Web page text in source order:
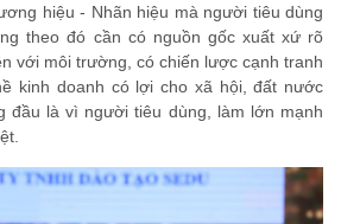
hiệu - Nhãn hiệu mà người tiêu dùng
theo đó cần có nguồn gốc xuất xứ rõ
với môi trường, có chiến lược cạnh tranh
kinh doanh có lợi cho xã hội, đất nước
đầu là vì người tiêu dùng, làm lớn mạnh